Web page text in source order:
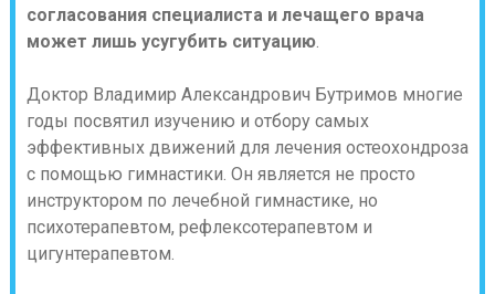
согласования специалиста и лечащего врача
может лишь усугубить ситуацию.
Доктор Владимир Александрович Бутримов многие
годы посвятил изучению и отбору самых
эффективных движений для лечения остеохондроза
с помощью гимнастики. Он является не просто
инструктором по лечебной гимнастике, но
психотерапевтом, рефлексотерапевтом и
цигунтерапевтом.